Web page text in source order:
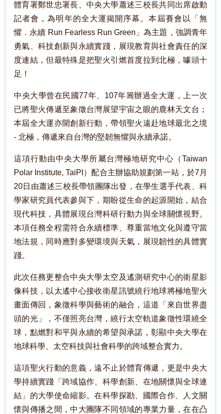
體育署鄭世忠署長、中央大學蕭述三校長共同出席啟動
記者會，為明年的全大運揭開序幕。本屆賽會以「無
懼．永續 Run Fearless Run Green」為主題，強調青年
勇氣、科技創新與永續實踐，展現教育與社會責任的深
度連結，但最特殊是把聖火引燃首度拉到北極，噱頭十
足！
中央大學曾在民國77年、107年籌辦過全大運，上一次
已將聖火傳遞至象徵台灣展望宇宙之眼的鹿林天文台；
本屆全大運亦開創新行動，帶領聖火遠赴地球最北之境
- 北極，傳遞來自台灣的堅韌無懼與永續承諾。
這項行動由中央大學所屬台灣極地研究中心（Taiwan
Polar Institute, TaiPI）配合主辦協助規劃第一站，於7月
20日由蕭述三校長帶領團隊出發，在學生選手代表、科
學家研究員代表參與下，期盼從生命的起源開始，結合
現代科技，具體展現台灣科研行動力與全球關懷視野。
本項任務全程需符合永續標準、尊重當地文化與遵守當
地法規，同時應對多變環境與天氣，展現韌性的具體實
踐。
此次任務更整合中央大學太空及遙測研究中心的衛星影
像科技，以太遙中心接收衛星訊號繞行地球將極地聖火
畫面傳回，象徵科學與藝術的融合，這道「來自世界盡
頭的光」，不僅照亮台灣，繞行太空軌道象徵性環繞全
球，點燃對和平與永續的希望與承諾，彰顯中央大學在
地球科學、太空科技與社會科學的跨域整合實力。
這項聖火行動的意義，遠不止於體育傳遞，更是中央大
學持續實踐「跨域協作、科學創新、在地關懷與全球連
結」的大學使命縮影。在科學探勘、國際合作、人文關
懷與傳播之間，中大團隊不同領域的專業力量，在在凸